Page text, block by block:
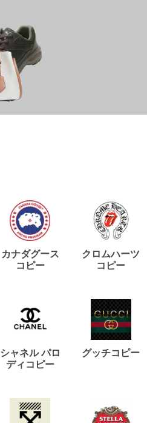
カナダグース
コピー
クロムハーツ
コピー
シャネル パロ
ディコピー
グッチコピー